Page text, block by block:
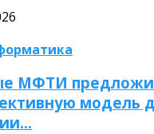
МФТИ
модель